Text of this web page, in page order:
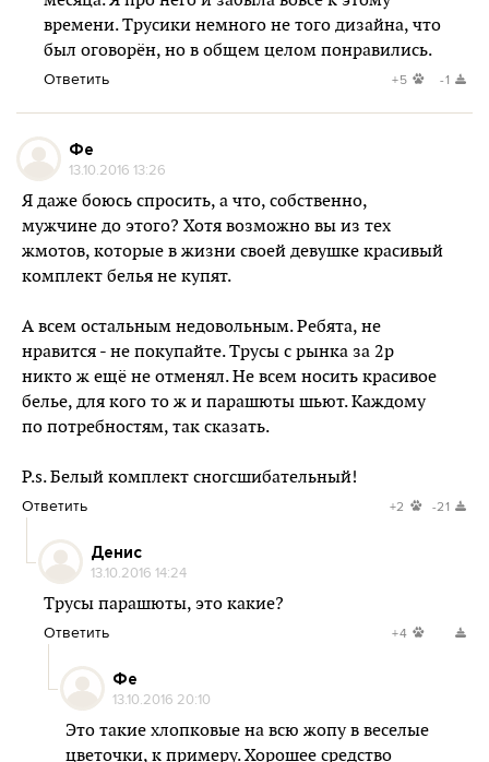
времени. Трусики немного не того дизайна, что
был оговорён, но в общем целом понравились.
Ответить +5 -1
Фе
13.10.2016 13:26
Я даже боюсь спросить, а что, собственно,
мужчине до этого? Хотя возможно вы из тех
жмотов, которые в жизни своей девушке красивый
комплект белья не купят.
А всем остальным недовольным. Ребята, не
нравится - не покупайте. Трусы с рынка за 2р
никто ж ещё не отменял. Не всем носить красивое
белье, для кого то ж и парашюты шьют. Каждому
по потребностям, так сказать.
P.s. Белый комплект сногсшибательный!
Ответить +2 -21
Денис
13.10.2016 14:24
Трусы парашюты, это какие?
Ответить +4
Фе
13.10.2016 20:10
Это такие хлопковые на всю жопу в веселые
цветочки, к примеру. Хорошее средство